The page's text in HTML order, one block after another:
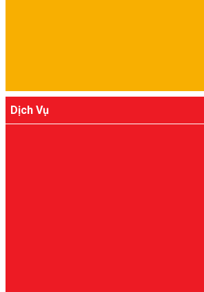
Dịch Vụ